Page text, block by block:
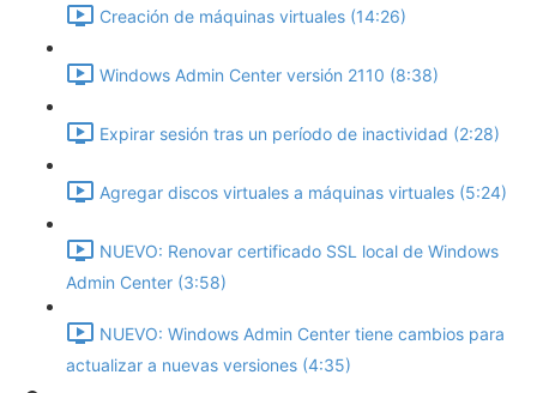
Creación de máquinas virtuales (14:26)
Windows Admin Center versión 2110 (8:38)
Expirar sesión tras un período de inactividad (2:28)
Agregar discos virtuales a máquinas virtuales (5:24)
NUEVO: Renovar certificado SSL local de Windows
Admin Center (3:58)
NUEVO: Windows Admin Center tiene cambios para
actualizar a nuevas versiones (4:35)